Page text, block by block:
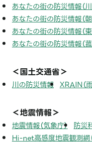
あなたの街の防災情報（川
あなたの街の防災情報（朝
あなたの街の防災情報（東
あなたの街の防災情報（菰
＜国土交通省＞
川の防災情報 XRAIN（
＜地震情報＞
地震情報（気象庁）
防災
Hi-net高感度地震観測網